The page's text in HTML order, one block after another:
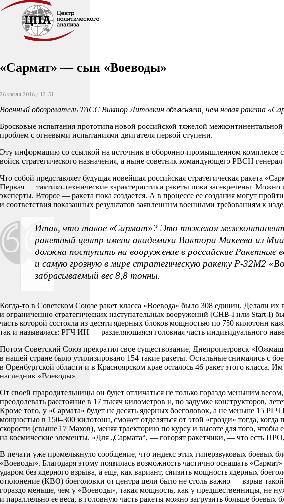
«Сармат» — сын «Воеводы»
26 июля 2016 / 12:51
Военный обозреватель ТАСС Виктор Литовкин объясняет, чем новая ракета
Бросковые испытания прототипа новой российской тяжелой
проблем с огневыми испытаниями двигателя первой ступени.
Эту информацию со ссылкой на источник в оборонно-промышленном комплексе
войск стратегического назначения, а ныне советник командующего РВСН
Что собой представляет будущая новейшая российская стратегическая ракета
Первая — тактико-технические характеристики ракеты пока засекречены.
эксперты. Второе — ракета пока создается. А в процессе ее создания могут
и соответствия показанных результатов заявленным военными требованиям к
Итак, что такое «Сармат»? Это тяжелая
ракетный центр имени академика Виктора Макеева из
должна поступить на вооружение в российские Ракетные
и самую грозную в мире стратегическую ракету Р-32М2
забрасываемый вес 8,8 тонны.
Когда-то в Советском Союзе ракет класса «Воевода» было 308 единиц.
и ограничению стратегических наступательных вооружений (СНВ-I или Start-I)
часть которой состояла из десяти ядерных блоков мощностью по 750 килотонн
так и называлась: РГЧ ИН — разделяющаяся головная часть индивидуального
Потом Советский Союз прекратил свое существование, Днепропетровск
в нашей стране было утилизировано 154 такие ракеты. Остальные снимались с
в Оренбургской области и в Красноярском крае осталось 46 ракет этого
наследник «Воеводы».
От своей прародительницы он будет отличаться не только гораздо меньшим
преодолевать расстояние в 17 тысяч километров и, по задумке конструкторов,
Кроме того, у «Сармата» будет не десять ядерных боеголовок, а не меньше 15
мощностью в 150–300 килотонн, сможет отделяться от этой «грозди» тогда,
скорости (свыше 17 Махов), меняя траекторию по курсу и высоте для того,
на космические элементы. «Для „Сармата“, — говорят ракетчики, — что есть
В печати уже промелькнуло сообщение, что индекс этих гиперзвуковых боевых
«Воеводы». Благодаря этому появилась возможность частично оснащать
ударом без ядерного взрыва, а еще, как вариант, снизить мощность ядерных
отклонение (КВО) боеголовки от центра цели было не столь важно — взрыв
гораздо меньше, чем у «Воеводы», такая мощность, как у предшественницы, не
и параллельно ее веса, в головную часть ракеты можно загрузить больше боевых